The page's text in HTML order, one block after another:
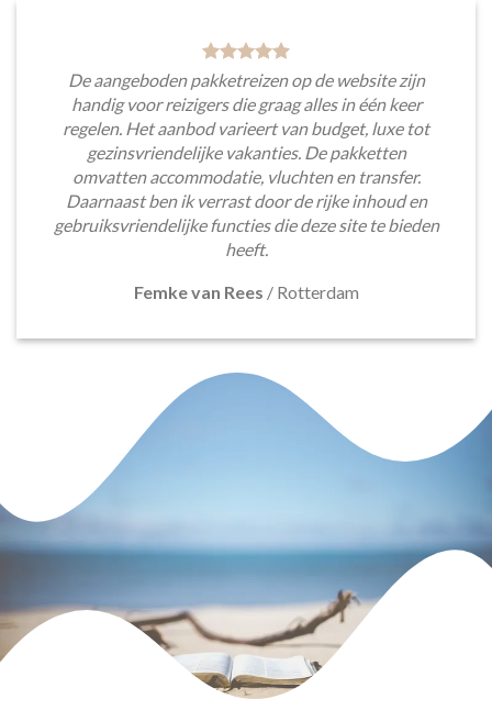
De aangeboden pakketreizen op de website zijn
handig voor reizigers die graag alles in één keer
regelen. Het aanbod varieert van budget, luxe tot
gezinsvriendelijke vakanties. De pakketten
omvatten accommodatie, vluchten en transfer.
Daarnaast ben ik verrast door de rijke inhoud en
gebruiksvriendelijke functies die deze site te bieden
heeft.
Femke van Rees / Rotterdam